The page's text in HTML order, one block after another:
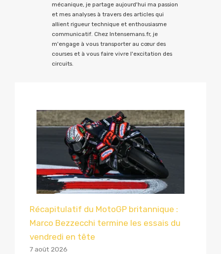
mécanique, je partage aujourd'hui ma passion
et mes analyses à travers des articles qui
allient rigueur technique et enthousiasme
communicatif. Chez Intensemans.fr, je
m'engage à vous transporter au cœur des
courses et à vous faire vivre l'excitation des
circuits.
Récapitulatif du MotoGP britannique :
Marco Bezzecchi termine les essais du
vendredi en tête
7 août 2026